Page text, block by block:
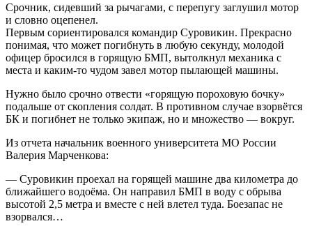
Срочник, сидевший за рычагами, с перепугу заглушил мотор
и словно оцепенел.
Первым сориентировался командир Суровикин. Прекрасно
понимая, что может погибнуть в любую секунду, молодой
офицер бросился в горящую БМП, вытолкнул механика с
места и каким-то чудом завел мотор пылающей машины.
Нужно было срочно отвести «горящую пороховую бочку»
подальше от скопления солдат. В противном случае взорвётся
БК и погибнет не только экипаж, но и множество — вокруг.
Из отчета начальник военного университета МО России
Валерия Марченкова:
— Суровикин проехал на горящей машине два километра до
ближайшего водоёма. Он направил БМП в воду с обрыва
высотой 2,5 метра и вместе с ней влетел туда. Боезапас не
взорвался…